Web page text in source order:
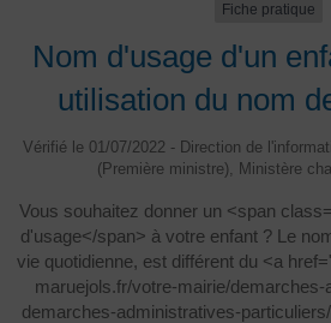
Fiche pratique
Nom d'usage d'un
utilisation du nom
Vérifié le 01/07/2022 - Direction de
(Première ministre), Ministère
Vous souhaitez donner un <span
d'usage</span> à votre enfant ? Le
vie quotidienne, est différent du <a
maruejols.fr/votre-mairie/
demarches-administratives-